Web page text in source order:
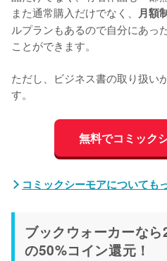
また通常購入だけでなく、 月額
ルプランもあるので自分にあっ
ことができます。
ただし、ビジネス書の取り扱い
す。
無料でコミック
コミックシーモアについても
ブックウォーカーな
の50%コイン還元！